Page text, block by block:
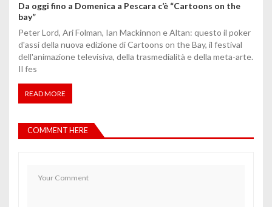
Da oggi fino a Domenica a Pescara c’è “Cartoons on the
bay”
Peter Lord, Ari Folman, Ian Mackinnon e Altan: questo il poker
d'assi della nuova edizione di Cartoons on the Bay, il festival
dell'animazione televisiva, della trasmedialità e della meta-arte.
Il fes
READ MORE
COMMENT HERE